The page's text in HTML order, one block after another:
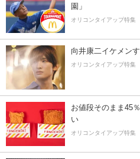
園」
オリコンタイアップ特集
向井康二イケメン
オリコンタイアップ特集
お値段そのまま45
い
オリコンタイアップ特集